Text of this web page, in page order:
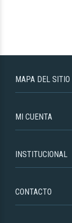
MAPA DEL SITIO
MI CUENTA
INSTITUCIONAL
CONTACTO